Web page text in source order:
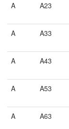
A
A23
A A33
A A43
A A53
A A63